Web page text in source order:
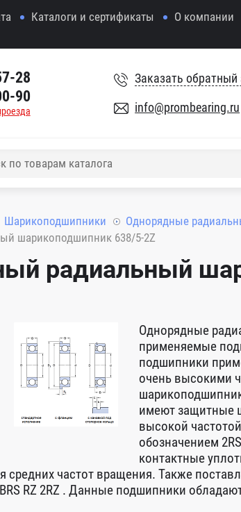
Каталоги и сертификаты О компании
28
90
Заказать обратный
info@prombearing.ru
Шарикоподшипники
Однорядные
шарикоподшипник 638/5-2Z
радиальный
Однорядные
применяемые
подшипники
очень высокими
имеют защитные
высокой
обозначением
контактные
средних частот вращения. Также
RZ 2RZ . Данные подшипники